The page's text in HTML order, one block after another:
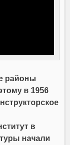
районы
в 1956
в
начали